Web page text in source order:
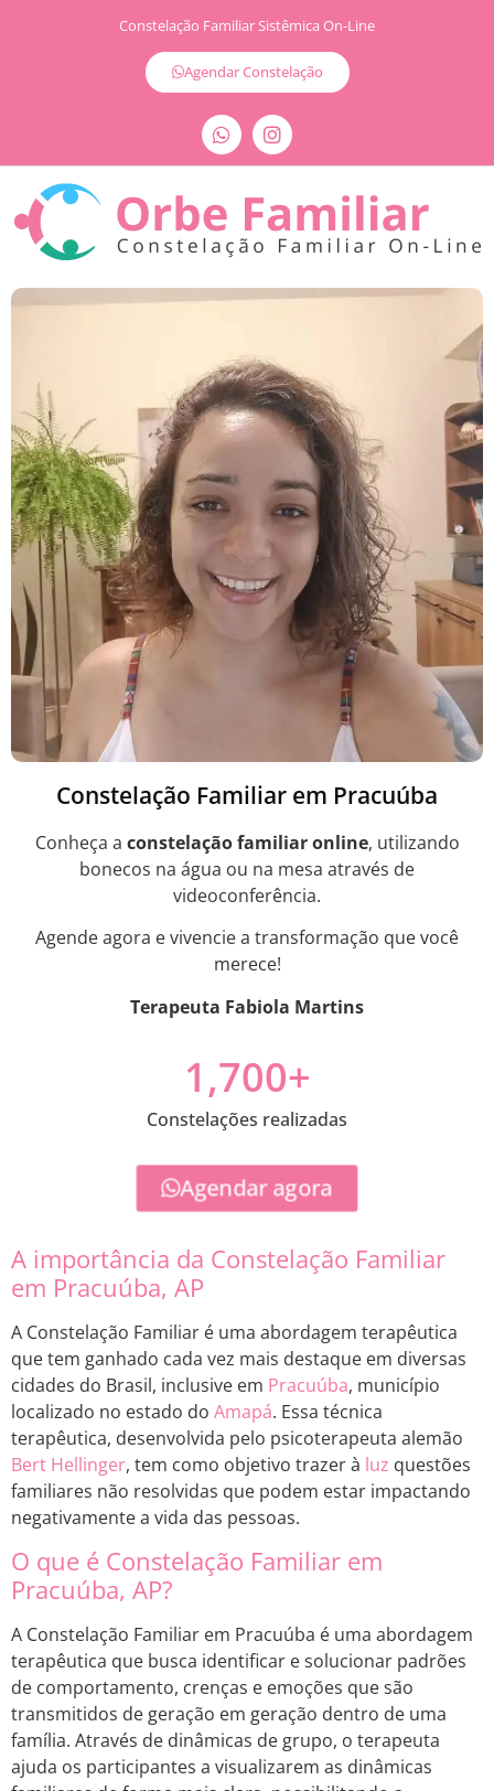
Constelação Familiar Sistêmica On-Line
Agendar Constelação
Constelação Familiar em Pracuúba
Conheça a constelação familiar online, utilizando
bonecos na água ou na mesa através de
videoconferência.
Agende agora e vivencie a transformação que você
merece!
Terapeuta Fabiola Martins
Constelações realizadas
1,700+
Agendar agora
A importância da Constelação Familiar
em Pracuúba, AP
A Constelação Familiar é uma abordagem terapêutica
que tem ganhado cada vez mais destaque em diversas
cidades do Brasil, inclusive em Pracuúba, município
localizado no estado do Amapá. Essa técnica
terapêutica, desenvolvida pelo psicoterapeuta alemão
Bert Hellinger, tem como objetivo trazer à luz questões
familiares não resolvidas que podem estar impactando
negativamente a vida das pessoas.
O que é Constelação Familiar em
Pracuúba, AP?
A Constelação Familiar em Pracuúba é uma abordagem
terapêutica que busca identificar e solucionar padrões
de comportamento, crenças e emoções que são
transmitidos de geração em geração dentro de uma
família. Através de dinâmicas de grupo, o terapeuta
ajuda os participantes a visualizarem as dinâmicas